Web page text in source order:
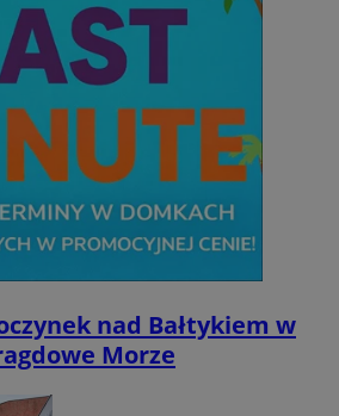
nad Bałtykiem w
Morze